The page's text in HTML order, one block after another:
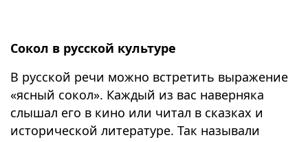
Сокол в русской культуре
В русской речи можно встретить выражение
«ясный сокол». Каждый из вас наверняка
слышал его в кино или читал в сказках и
исторической литературе. Так называли